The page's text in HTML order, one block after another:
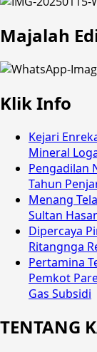
Majalah
Klik Info
Kejari
Mineral
Pengadilan
Tahun
Menang
Sultan
Dipercaya
Ritangnga
Pertamina
Pemkot
Gas Subsidi
TENTANG